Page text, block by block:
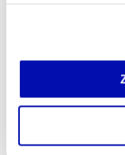
Jeżeli nie
możesz łatwo
własnej
materiałów
seksualne
47 proc. to
częściej
udziałem
rozumieją,